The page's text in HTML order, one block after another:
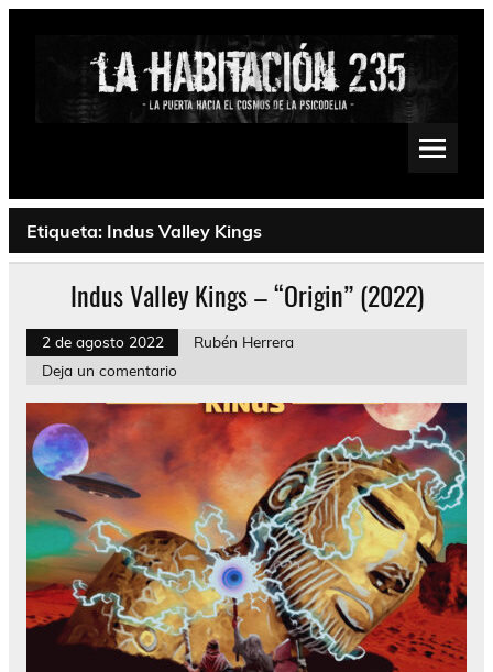
Saltar
Psychedelic, Stoner, Doom, Sludge, Fuzz, Space, Drone
Etiqueta: Indus Valley Kings
Indus Valley Kings – “Origin” (2022)
2 de agosto 2022
Rubén Herrera
Deja un comentario